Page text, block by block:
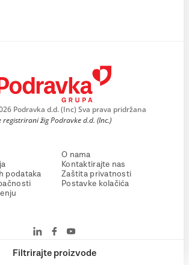
Filtrirajte proizvode
Podravka d.d. (Inc) Sva prava pridržana
žig Podravke d.d. (Inc.)
podataka
O nama
Kontaktirajte nas
Zaštita privatnosti
Postavke kolačića